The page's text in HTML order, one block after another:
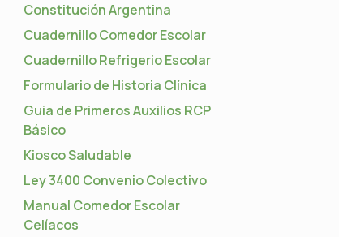
Constitución Argentina
Cuadernillo Comedor Escolar
Cuadernillo Refrigerio Escolar
Formulario de Historia Clínica
Guia de Primeros Auxilios RCP
Básico
Kiosco Saludable
Ley 3400 Convenio Colectivo
Manual Comedor Escolar
Celíacos